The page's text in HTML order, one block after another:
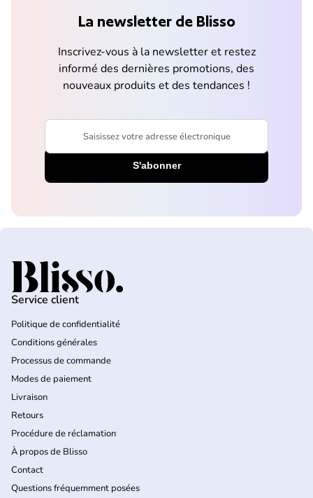
La newsletter de Blisso
Inscrivez-vous à la newsletter et restez
informé des dernières promotions, des
nouveaux produits et des tendances !
Saisissez votre adresse électronique
Accueil
Service client
Politique de confidentialité
Conditions générales
Processus de commande
Modes de paiement
Livraison
Retours
Procédure de réclamation
À propos de Blisso
Contact
Questions fréquemment posées